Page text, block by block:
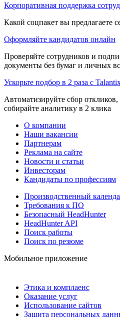
Корпоративная поддержка
Какой соцпакет вы предлагаете
Оформляйте кандидатов онлайн
Проверяйте сотрудников и
документы без бумаг и личных
Ускорьте подбор в 2 раза с
Автоматизируйте сбор откликов,
собирайте аналитику в 2 клика
О компании
Наши вакансии
Партнерам
Реклама на сайте
Новости и статьи
Инвесторам
Кандидаты по профессиям
Производственный
Требования к ПО
Безопасный HeadHunter
HeadHunter API
Поиск работы
Поиск по резюме
Мобильное приложение
Этика и комплаенс
Оказание услуг
Использование сайтов
Защита персональных